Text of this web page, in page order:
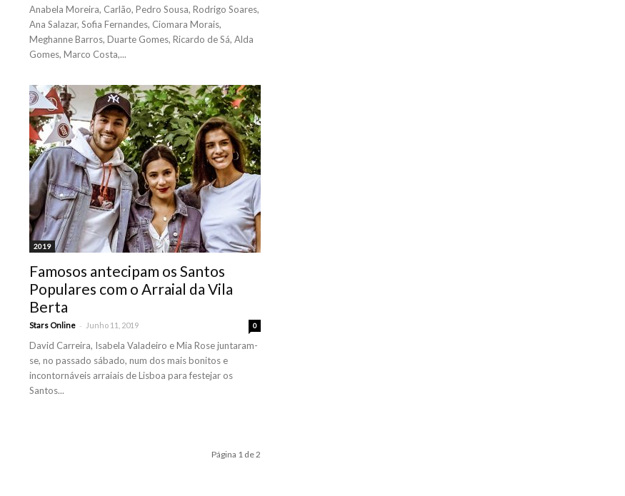
Anabela Moreira, Carlão, Pedro Sousa, Rodrigo Soares,
Ana Salazar, Sofia Fernandes, Ciomara Morais,
Meghanne Barros, Duarte Gomes, Ricardo de Sá, Alda
Gomes, Marco Costa,...
2019
Famosos antecipam os Santos
Populares com o Arraial da Vila
Berta
Stars Online - Junho 11, 2019 0
David Carreira, Isabela Valadeiro e Mia Rose juntaram-
se, no passado sábado, num dos mais bonitos e
incontornáveis arraiais de Lisboa para festejar os
Santos...
Página 1 de 2